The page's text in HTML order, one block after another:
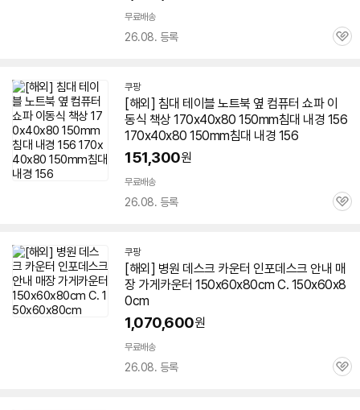
무료배송
26.08. 등록
관
쿠팡
[해외] 침대 테이블 노트북 옆 컴퓨터 쇼파 이
동식 책상 170x40x80 150mm침대 내경 156
170x40x80 150mm침대 내경 156
151,300원
무료배송
26.08. 등록
관
쿠팡
[해외] 병원 데스크 카운터 인포데스크 안내 매
장 가게카운터 150x60x80cm C. 150x60x8
0cm
1,070,600원
무료배송
26.08. 등록
관